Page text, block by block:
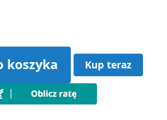
koszyka Kup teraz